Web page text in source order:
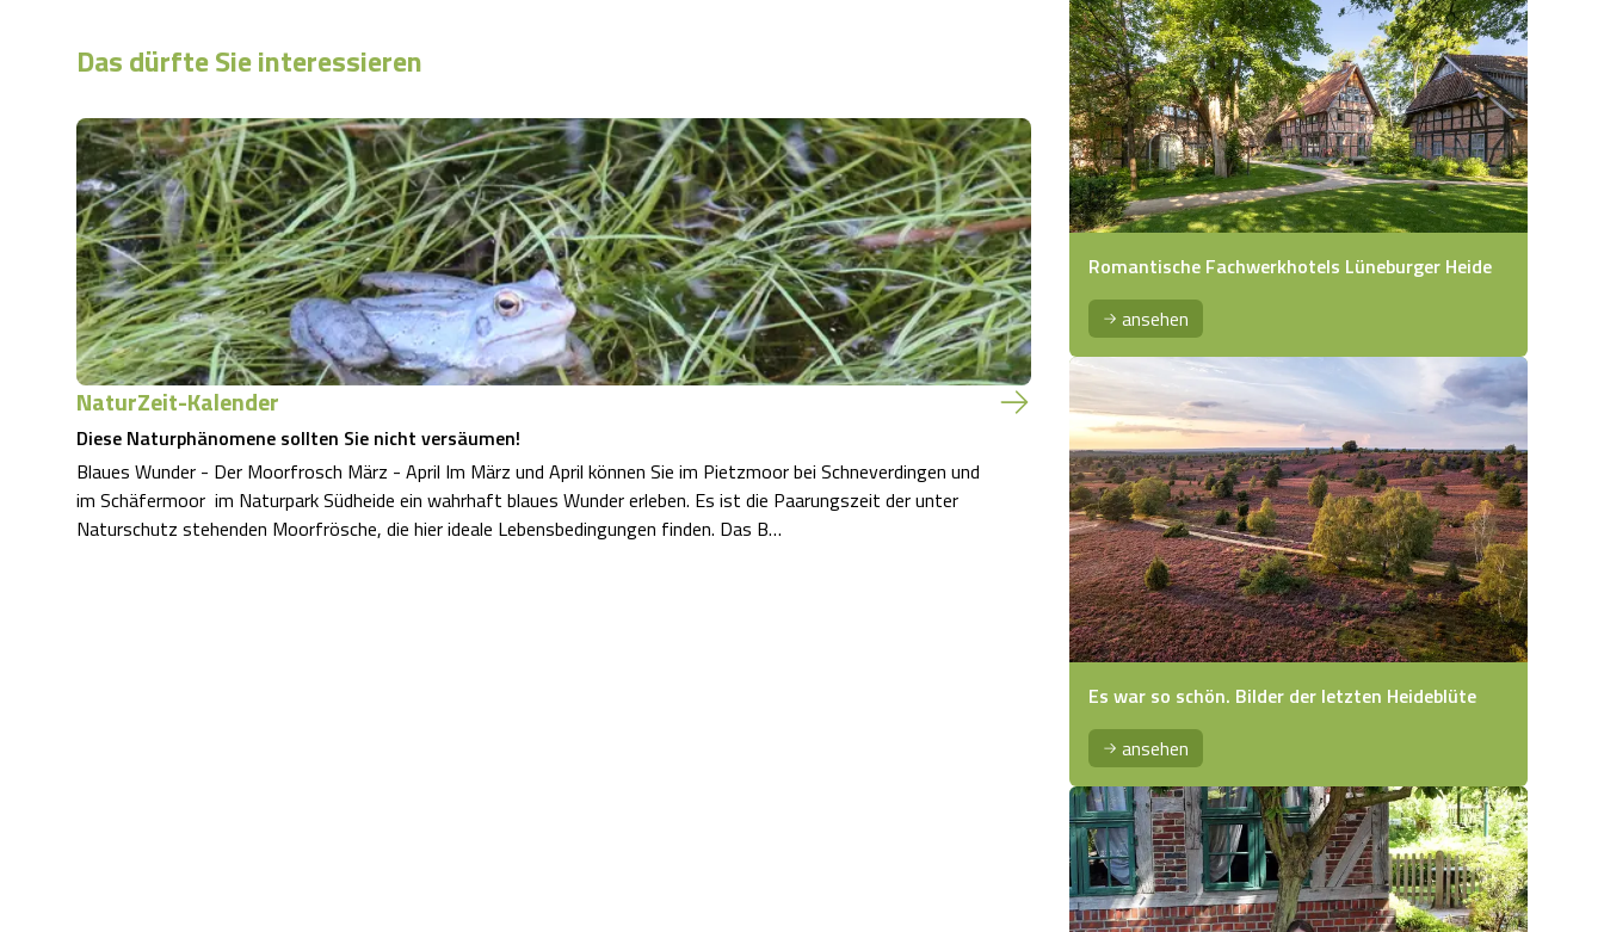
Das dürfte Sie interessieren
NaturZeit-Kalender
Diese Naturphänomene sollten Sie nicht versäumen!
Blaues Wunder - Der Moorfrosch März - April Im März und April können Sie im Pietzmoor bei Schneverdingen und
im Schäfermoor im Naturpark Südheide ein wahrhaft blaues Wunder erleben. Es ist die Paarungszeit der unter
Naturschutz stehenden Moorfrösche, die hier ideale Lebensbedingungen finden. Das B…
Romantische Fachwerkhotels Lüneburger Heide
ansehen
Es war so schön. Bilder der letzten Heideblüte
ansehen